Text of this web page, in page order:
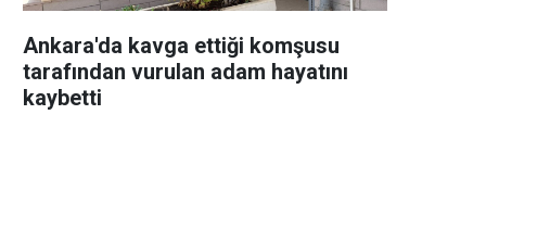
Ankara'da kavga ettiği komşusu
tarafından vurulan adam hayatını
kaybetti